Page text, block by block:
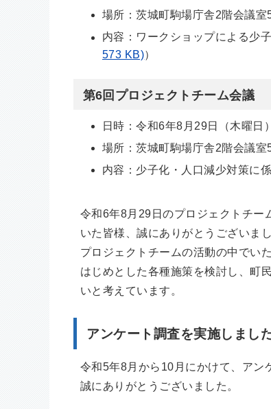
場所：茨城町駒場庁舎2階会議室
内容：ワークショップによる少
573 KB)）
第6回プロジェクトチーム会議
日時：令和6年8月29日（木曜日
場所：茨城町駒場庁舎2階会議室
内容：少子化・人口減少対策に
令和6年8月29日のプロジェクトチー
いた皆様、誠にありがとうございまし
プロジェクトチームの活動の中でい
はじめとした各種施策を検討し、町
いと考えています。
アンケート調査を実施しまし
令和5年8月から10月にかけて、アン
誠にありがとうございました。